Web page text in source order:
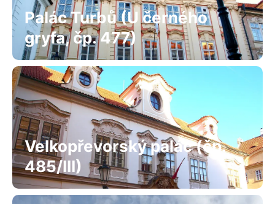
Palác Turbů (U černého
gryfa, čp. 477)
Velkopřevorský palác (čp.
485/III)